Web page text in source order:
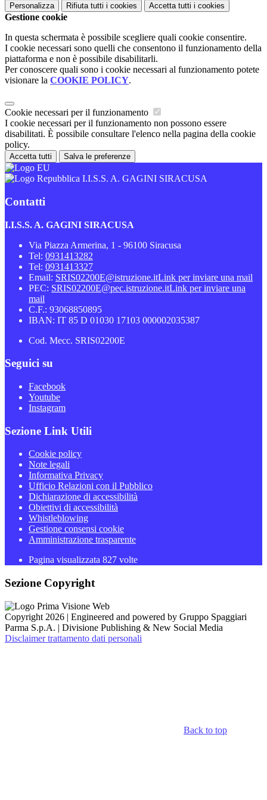
Personalizza Rifiuta tutti i cookies Accetta tutti i cookies
Gestione cookie
In questa schermata è possibile scegliere quali cookie consentire.
I cookie necessari sono quelli che consentono il funzionamento della
piattaforma e non è possibile disabilitarli.
Per conoscere quali sono i cookie necessari al funzionamento potete
visionare la COOKIE POLICY.
Cookie necessari per il funzionamento
I cookie necessari per il funzionamento non possono essere
disabilitati. È possibile consultare l'elenco nella pagina della cookie
policy.
Accetta tutti Salva le preferenze
I.I.S.S. A. GAGINI SIRACUSA
Contatti
I.I.S.S. A. GAGINI SIRACUSA
Via Piazza Armerina, 1 - 96100 Siracusa
Tel: 0931413282
Tel: 0931413327
Email: SRIS02200E@istruzione.itLink per inviare una mail
PEC: SRIS02200E@pec.istruzione.itLink per inviare una
mail
C.F.: 93068850895
IBAN: IT 85 D 01030 17103 000002035387
Cod. Mecc. SRIS02200E
Seguici su
Facebook
Youtube
Instagram
Sezione Link Utili
Cookie policy
Note legali
Informativa Privacy
Ufficio Relazioni con il Pubblico
Dichiarazione di accessibilità
Obiettivi di accessibilità
Whistleblowing
Gestione consensi cookie
Amministrazione trasparente
Pagina visualizzata 827 volte
Sezione Copyright
Copyright 2026 | Engineered and powered by Gruppo Spaggiari
Parma S.p.A. | Divisione Publishing & New Social Media
Disclaimer trattamento dati personali
Back to top